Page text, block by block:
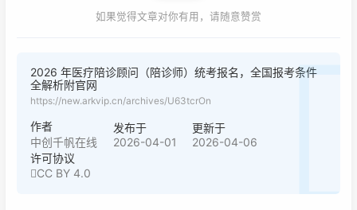
如果觉得文章对你有用，请随意赞赏
2026 年医疗陪诊顾问（陪诊师）统考报名，全国报考条件
全解析附官网
https://new.arkvip.cn/archives/U63tcrOn
作者
中创千帆在线
发布于
2026-04-01
更新于
2026-04-06
许可协议
CC BY 4.0